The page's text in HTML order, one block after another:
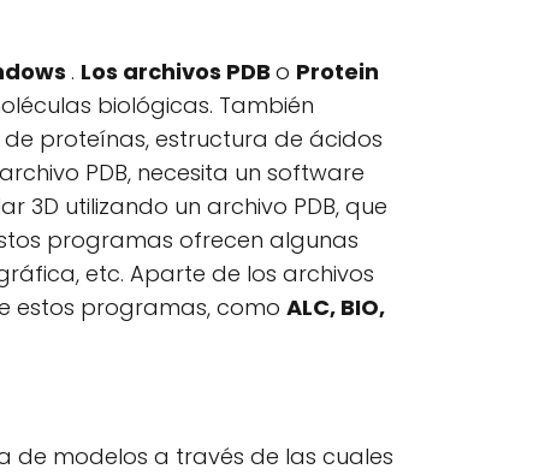
. Los archivos PDB o Protein
biológicas. También
proteínas, estructura de ácidos
PDB, necesita un software
3D utilizando un archivo PDB, que
programas ofrecen algunas
etc. Aparte de los archivos
estos programas, como ALC, BIO,
de modelos a través de las cuales